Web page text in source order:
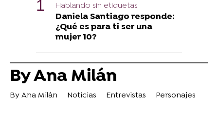
Hablando sin etiquetas
Daniela Santiago responde:
¿Qué es para ti ser una
mujer 10?
By Ana Milán
By Ana Milán Noticias Entrevistas Personajes